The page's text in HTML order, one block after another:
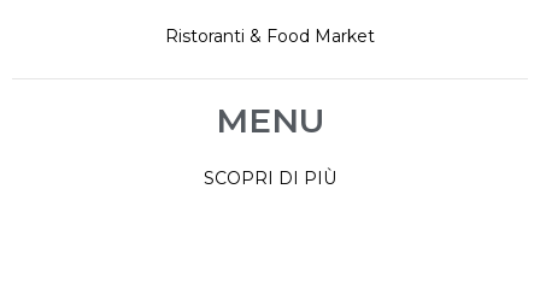
Ristoranti & Food Market
MENU
SCOPRI DI PIÙ